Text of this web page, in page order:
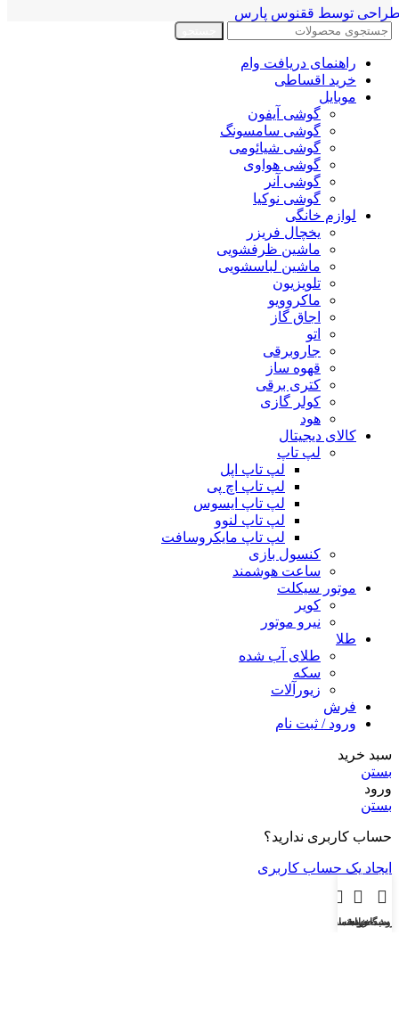
توسط ققنوس پارس
راهنمای دریافت وام
خرید اقساطی
موبایل
گوشی آیفون
گوشی سامسونگ
گوشی شیائومی
گوشی هواوی
گوشی آنر
گوشی نوکیا
لوازم خانگی
یخچال فریزر
ماشین ظرفشویی
ماشین لباسشویی
تلویزیون
ماکروویو
اجاق گاز
اتو
جاروبرقی
قهوه ساز
کتری برقی
کولر گازی
هود
کالای دیجیتال
لپ تاپ
لپ تاپ اپل
لپ تاپ اچ پی
لپ تاپ ایسوس
لپ تاپ لنوو
لپ تاپ مایکروسافت
کنسول بازی
ساعت هوشمند
موتور سیکلت
کویر
نیرو موتور
طلا
طلای آب شده
سکه
زیورآلات
فرش
ورود / ثبت نام
سبد خرید
بستن
ورود
بستن
حساب کاربری ندارید؟
ایجاد یک حساب کاربری
فروشگاه
سبد خرید
خانه
خرید قسطی
راهنمای وام